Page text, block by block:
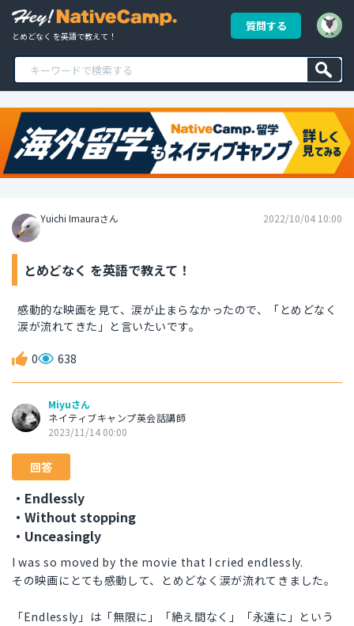
とめどなく を英語で教えて！
質問する
Yuichi Imauraさん 2022/10/04 10:00
とめどなく を英語で教えて！
感動的な映画を見て、涙が止まらなかったので、「とめどなく
涙が流れてきた」と言いたいです。
0 638
Miyuさん
ネイティブキャンプ英会話講師
2023/11/14 00:00
回答
・Endlessly
・Without stopping
・Unceasingly
I was so moved by the movie that I cried endlessly.
その映画にとても感動して、とめどなく涙が流れてきました。
「Endlessly」は「無限に」「絶え間なく」「永遠に」という